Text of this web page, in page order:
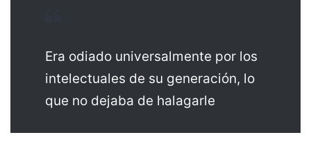
Era odiado universalmente por los
intelectuales de su generación, lo
que no dejaba de halagarle